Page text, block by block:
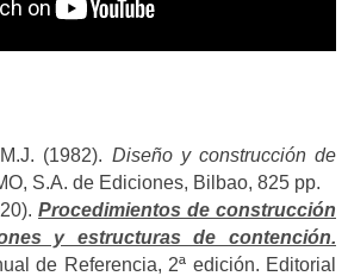
(1982). Diseño y construcción de
S.A. de Ediciones, Bilbao, 825 pp.
Procedimientos de construcción
y estructuras de contención.
de Referencia, 2ª edición. Editorial